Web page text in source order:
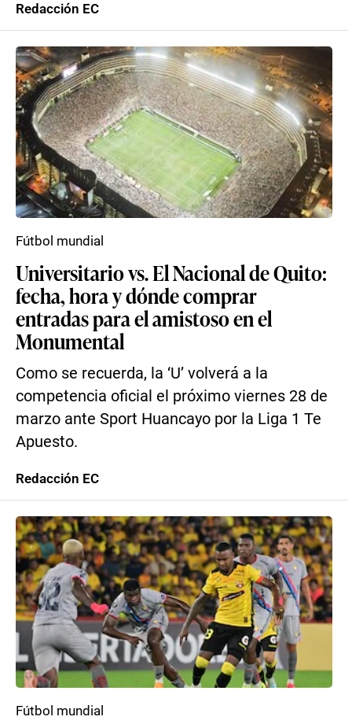
Redacción EC
Universitario vs. El Nacional de Quito:
fecha, hora y dónde comprar
entradas para el amistoso en el
Monumental
Como se recuerda, la ‘U’ volverá a la
competencia oficial el próximo viernes 28 de
marzo ante Sport Huancayo por la Liga 1 Te
Apuesto.
Fútbol mundial
Redacción EC
Fútbol mundial